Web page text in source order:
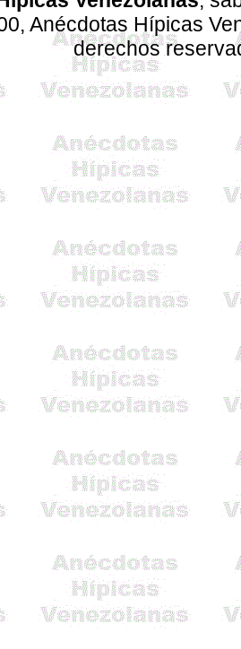
Anécdotas Hípicas
derechos